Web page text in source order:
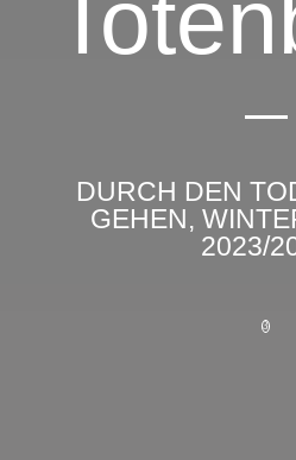
DURCH DEN
GEHEN,
2023/
3